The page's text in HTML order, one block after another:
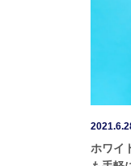
ホワイ